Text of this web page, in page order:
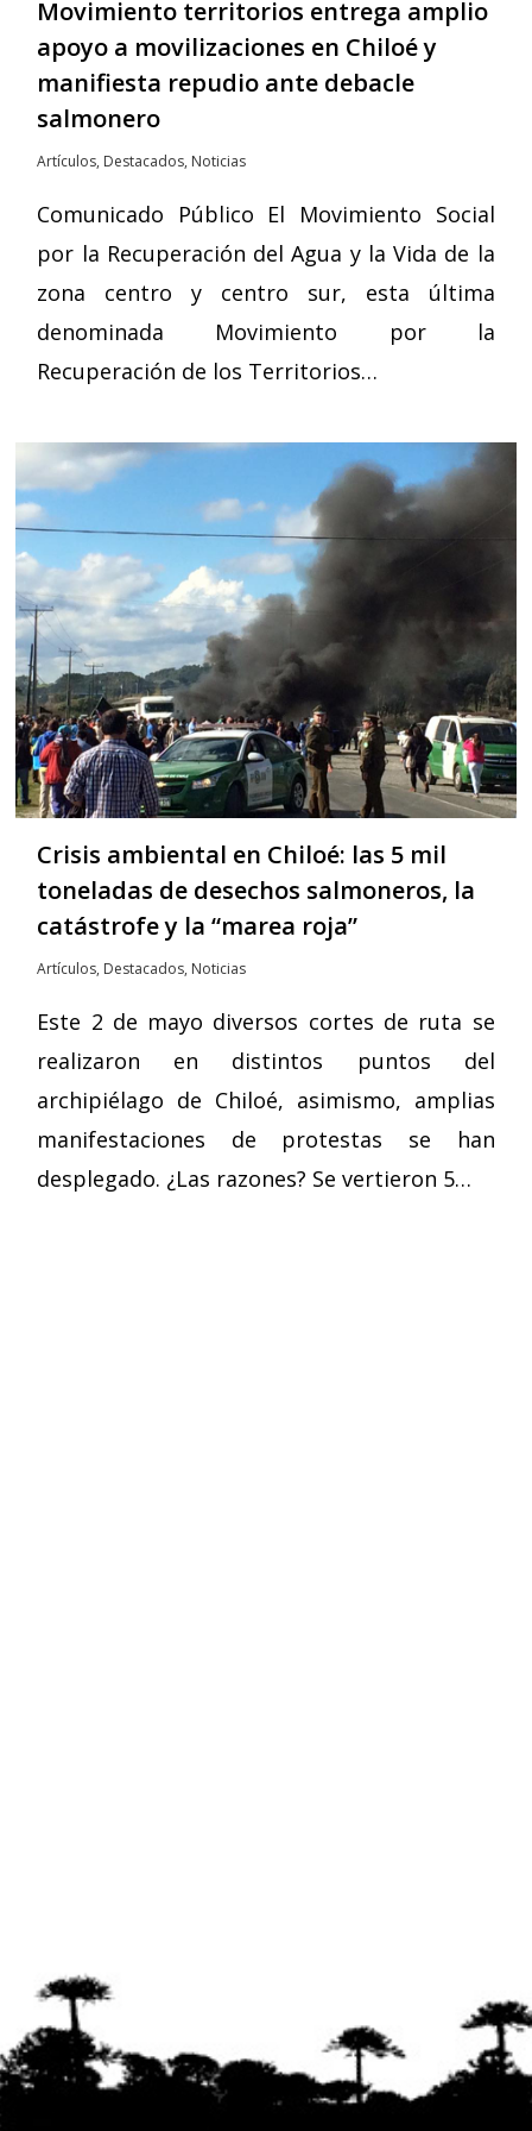
Movimiento territorios entrega amplio
apoyo a movilizaciones en Chiloé y
manifiesta repudio ante debacle
salmonero
Artículos, Destacados, Noticias
Comunicado Público El Movimiento Social
por la Recuperación del Agua y la Vida de la
zona centro y centro sur, esta última
denominada Movimiento por la
Recuperación de los Territorios…
Crisis ambiental en Chiloé: las 5 mil
toneladas de desechos salmoneros, la
catástrofe y la “marea roja”
Artículos, Destacados, Noticias
Este 2 de mayo diversos cortes de ruta se
realizaron en distintos puntos del
archipiélago de Chiloé, asimismo, amplias
manifestaciones de protestas se han
desplegado. ¿Las razones? Se vertieron 5…